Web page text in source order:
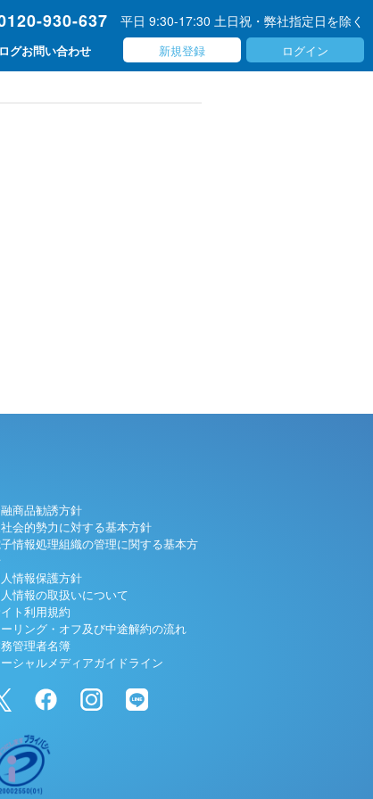
930-637 平日 9:30-17:30 土日祝・弊社指定日を除く
グお問い合わせ 新規登録 ログイン
商品勧誘方針
会的勢力に対する基本方針
情報処理組織の管理に関する基本方
情報保護方針
情報の取扱いについて
ト利用規約
リング・オフ及び中途解約の流れ
管理者名簿
シャルメディアガイドライン